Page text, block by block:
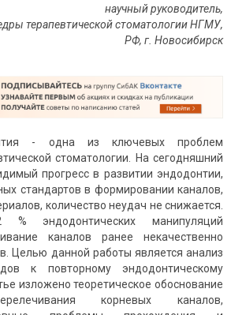
научный руководитель,
терапевтической стоматологии НГМУ,
РФ, г. Новосибирск
- одна из ключевых проблем
стоматологии. На сегодняшний
прогресс в развитии эндодонтии,
стандартов в формировании каналов,
количество неудач не снижается.
% эндодонтических манипуляций
каналов ранее некачественно
Целью данной работы является анализ
к повторному эндодонтическому
изложено теоретическое обоснование
корневых каналов,